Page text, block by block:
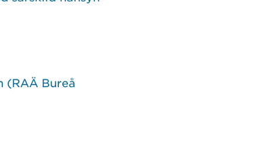
(RAÄ Bureå